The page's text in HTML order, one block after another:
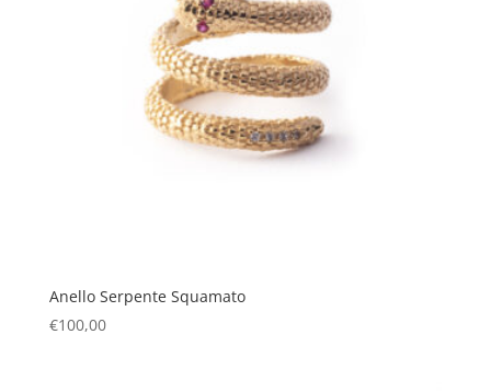
Anello Serpente Squamato
€100,00